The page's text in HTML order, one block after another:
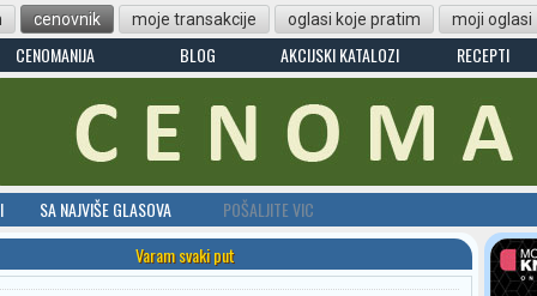
cenovnik moje transakcije oglasi koje pratim moji oglasi
CENOMANIJA BLOG AKCIJSKI KATALOZI RECEPTI
SA NAJVIŠE GLASOVA
POŠALJITE VIC
Varam svaki put